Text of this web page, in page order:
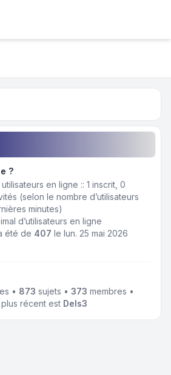
Club
?
utilisateurs en ligne :: 1 inscrit, 0
(selon le nombre d’utilisateurs
minutes)
d’utilisateurs en ligne
été de 407 le lun. 25 mai 2026
• 873 sujets • 373 membres •
récent est Dels3